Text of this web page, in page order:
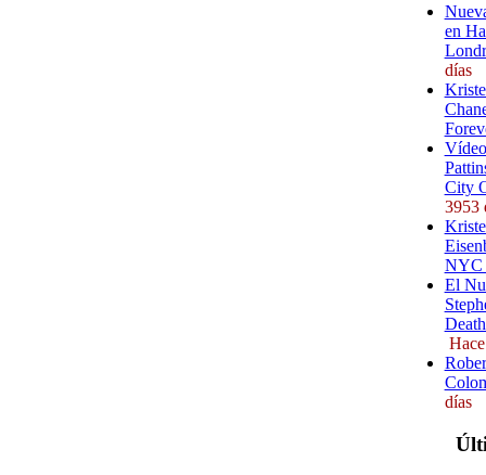
en
días
City
3953
NYC
El
días